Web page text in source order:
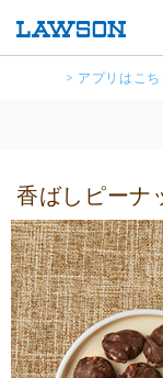
> アプリはこち
香ばしピーナ